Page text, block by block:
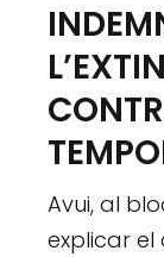
Avui, al
explicar el